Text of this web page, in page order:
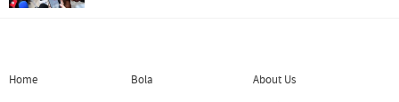
Home
Bola
About Us